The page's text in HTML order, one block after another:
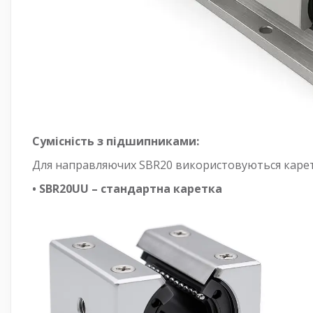
Сумісність з підшипниками:
Для направляючих SBR20 використовуються
• SBR20UU – стандартна каретка